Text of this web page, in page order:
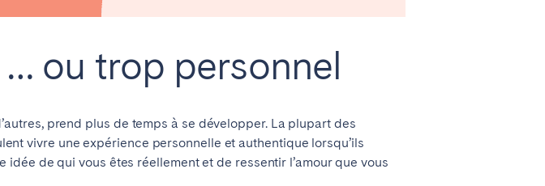
ou trop personnel
prend plus de temps à se développer. La plupart des
vivre une expérience personnelle et authentique lorsqu’ils
de qui vous êtes réellement et de ressentir l’amour que vous
Braga